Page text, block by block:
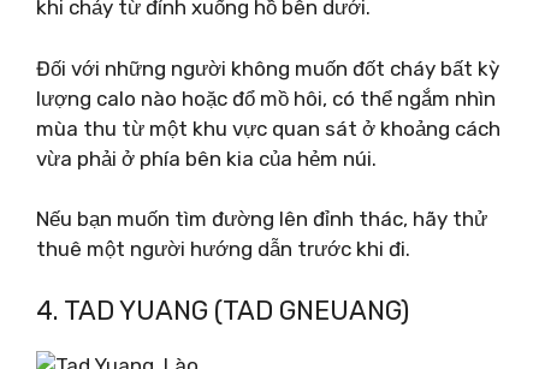
khi chảy từ đỉnh xuống hồ bên dưới.
Đối với những người không muốn đốt cháy bất kỳ
lượng calo nào hoặc đổ mồ hôi, có thể ngắm nhìn
mùa thu từ một khu vực quan sát ở khoảng cách
vừa phải ở phía bên kia của hẻm núi.
Nếu bạn muốn tìm đường lên đỉnh thác, hãy thử
thuê một người hướng dẫn trước khi đi.
4. TAD YUANG (TAD GNEUANG)